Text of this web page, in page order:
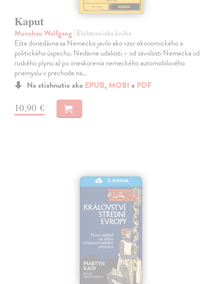
Kaput
Munchau Wolfgang| Elektronická kniha
Ešte donedávna sa Nemecko javilo ako vzor ekonomického a
politického úspechu. Nedávne udalosti – od závislosti Nemecka od
ruského plynu až po oneskorenia nemeckého automobilového
priemyslu v prechode na…
Na stiahnutie ako EPUB, MOBI a PDF
10,90 €
E-KNIHA